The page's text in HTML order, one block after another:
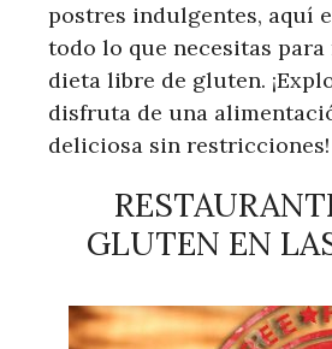
postres indulgentes, aquí
todo lo que necesitas
dieta libre de gluten.
disfruta de una
deliciosa sin restricciones!
GLUTEN EN